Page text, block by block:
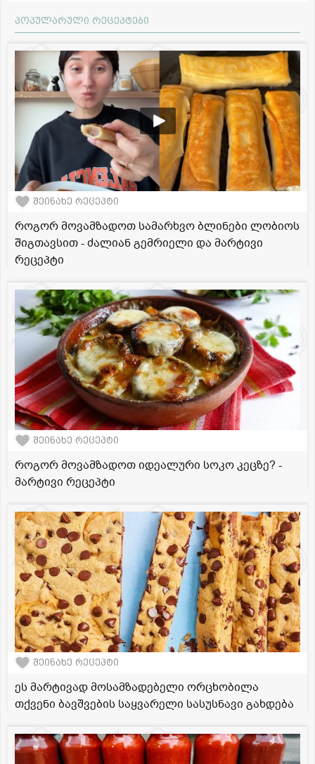
პოპულარული რეცეპტები
შეინახე რეცეპტი
როგორ მოვამზადოთ სამარხვო ბლინები ლობიოს
შიგთავსით - ძალიან გემრიელი და მარტივი
რეცეპტი
შეინახე რეცეპტი
როგორ მოვამზადოთ იდეალური სოკო კეცზე? -
მარტივი რეცეპტი
შეინახე რეცეპტი
ეს მარტივად მოსამზადებელი ორცხობილა
თქვენი ბავშვების საყვარელი სასუსნავი გახდება